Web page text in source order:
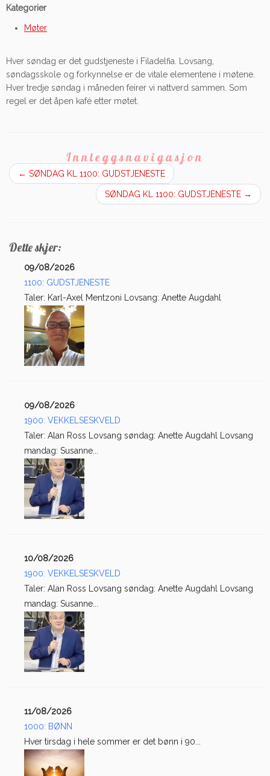
Kategorier
Møter
Hver søndag er det gudstjeneste i Filadelfia. Lovsang,
søndagsskole og forkynnelse er de vitale elementene i møtene.
Hver tredje søndag i måneden feirer vi nattverd sammen. Som
regel er det åpen kafé etter møtet.
Innleggsnavigasjon
← SØNDAG KL 1100: GUDSTJENESTE
SØNDAG KL 1100: GUDSTJENESTE →
Dette skjer:
09/08/2026
1100: GUDSTJENESTE
Taler: Karl-Axel Mentzoni Lovsang: Anette Augdahl
09/08/2026
1900: VEKKELSESKVELD
Taler: Alan Ross Lovsang søndag: Anette Augdahl Lovsang
mandag: Susanne...
10/08/2026
1900: VEKKELSESKVELD
Taler: Alan Ross Lovsang søndag: Anette Augdahl Lovsang
mandag: Susanne...
11/08/2026
1000: BØNN
Hver tirsdag i hele sommer er det bønn i 90...